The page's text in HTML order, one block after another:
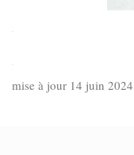
mise à jour 14 juin 2024